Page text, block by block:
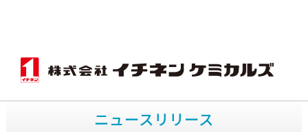
TOP
ニュースリリース